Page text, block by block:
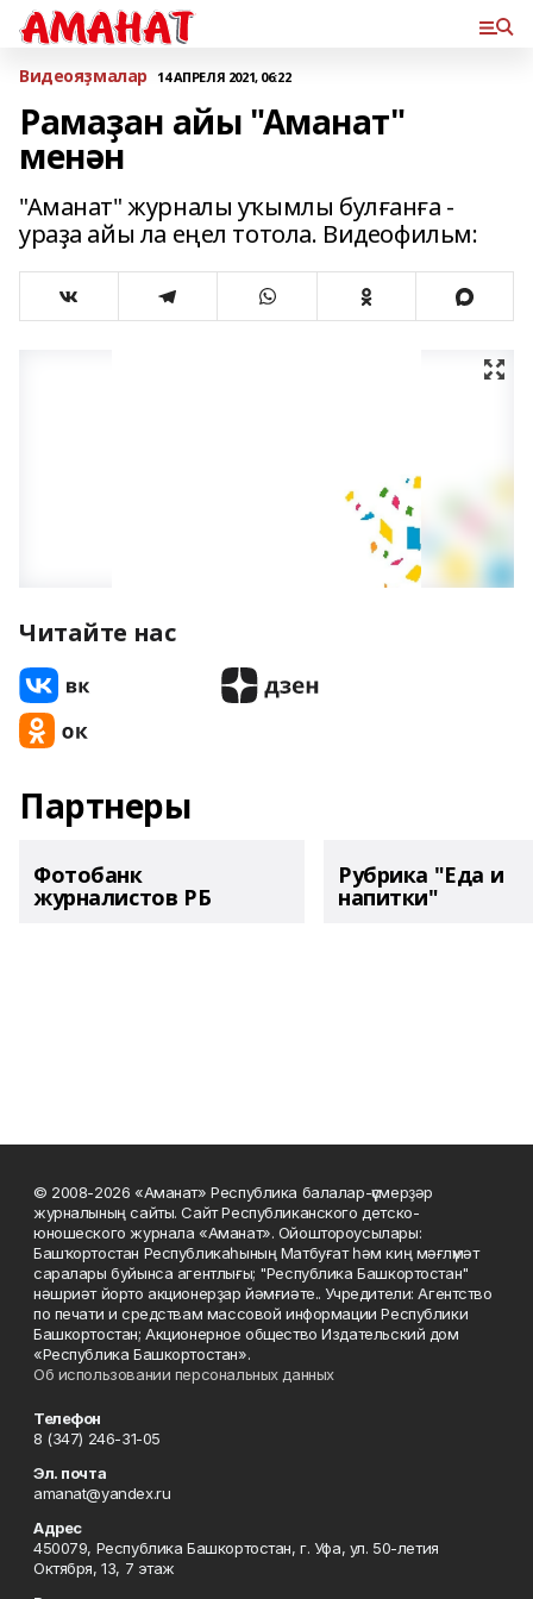
Bидеояҙмалар 14 АПРЕЛЯ 2021, 06:22
Рамаҙан айы "Аманат"
менән
"Аманат" журналы уҡымлы булғанға -
ураҙа айы ла еңел тотола. Видеофильм:
Читайте нас
Партнеры
Фотобанк
журналистов РБ
Рубрика "Еда и
напитки"
© 2008-2026 «Аманат» Республика балалар-үҫмерҙәр
журналының сайты. Сайт Республиканского детско-
юношеского журнала «Аманат». Ойоштороусылары:
Башҡортостан Республикаһының Матбуғат һәм киң мәғлүмәт
саралары буйынса агентлығы; "Республика Башкортостан"
нәшриәт йорто акционерҙар йәмғиәте.. Учредители: Агентство
по печати и средствам массовой информации Республики
Башкортостан; Акционерное общество Издательский дом
«Республика Башкортостан».
Об использовании персональных данных
Телефон
8 (347) 246-31-05
Эл. почта
amanat@yandex.ru
Адрес
450079, Республика Башкортостан, г. Уфа, ул. 50-летия
Октября, 13, 7 этаж